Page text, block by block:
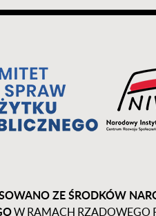
ZE ŚRODKÓW
W RAMACH RZĄDOWEGO